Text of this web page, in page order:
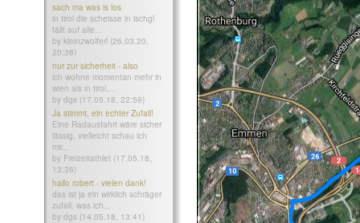
sach ma was is los
in tirol die scheisse in ischgl
fällt auf alle...
by kleinzwolferl (26.03.20,
20:38)
nur zur sicherheit - also
ich wohne momentan mehr in
wien als in tirol....
by dgs (17.05.18, 22:59)
Ja stimmt, ein echter Zufall!
Eine Radausfahrt wäre sicher
lässig, vielleicht schau ich
mir...
by Freizeitathlet (17.05.18,
13:36)
hallo robert - vielen dank!
das ist ja ein wirklich schräger
zufall. was ich...
by dgs (14.05.18, 13:41)